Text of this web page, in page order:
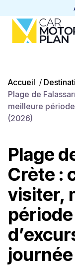
Accueil /
Plage de
meilleure période
(2026)
Plage
Crète :
visiter,